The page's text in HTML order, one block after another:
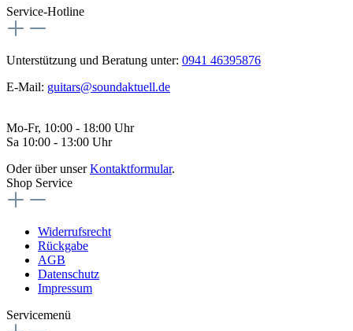
Service-Hotline
Unterstützung und Beratung unter: 0941 46395876
E-Mail: guitars@soundaktuell.de
Mo-Fr, 10:00 - 18:00 Uhr
Sa 10:00 - 13:00 Uhr
Oder über unserKontaktformular.
Shop Service
Widerrufsrecht
Rückgabe
AGB
Datenschutz
Impressum
Servicemenü